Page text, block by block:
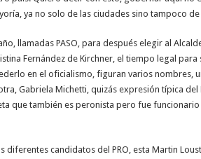
ya no solo de las ciudades sino tampoco
llamadas PASO, para después elegir al
Fernández de Kirchner, el tiempo legal
en el oficialismo, figuran varios nombres,
Gabriela Michetti, quizás expresión típica del
que también es peronista pero fue funcionario
diferentes candidatos del PRO, esta Martin